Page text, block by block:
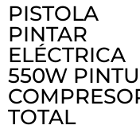
PISTOLA
PINTAR
ELÉCTRICA
550W
TOTAL